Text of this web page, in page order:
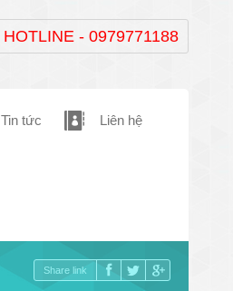
HOTLINE - 0979771188
Tin tức Liên hệ
Share link